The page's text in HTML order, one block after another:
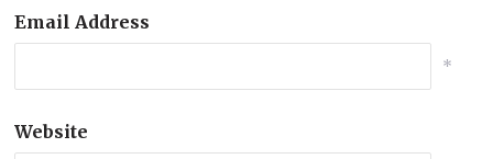
Email Address
*
Website